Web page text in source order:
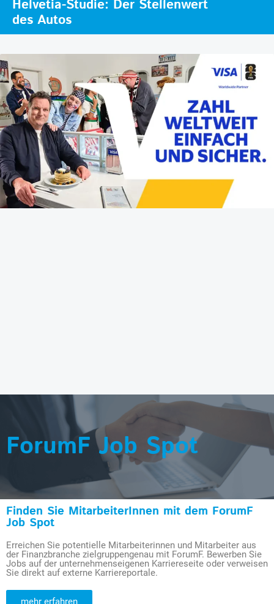
Helvetia-Studie: Der Stellenwert
des Autos
ForumF Job Spot
Finden Sie MitarbeiterInnen mit dem ForumF
Job Spot
Erreichen Sie potentielle Mitarbeiterinnen und Mitarbeiter aus
der Finanzbranche zielgruppengenau mit ForumF. Bewerben Sie
Jobs auf der unternehmenseigenen Karriereseite oder verweisen
Sie direkt auf externe Karriereportale.
mehr erfahren